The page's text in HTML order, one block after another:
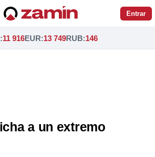
Entrar
:11 916EUR:13 749RUB:146
a un extremo